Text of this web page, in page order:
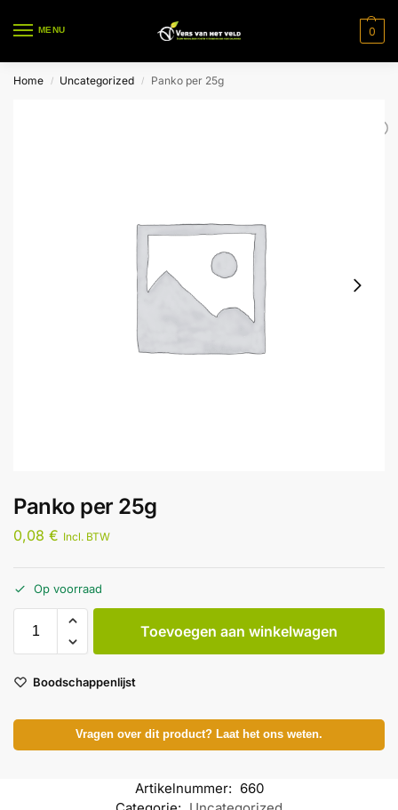
MENU 0
Home / Uncategorized / Panko per 25g
Panko per 25g
0,08 € Incl. BTW
Op voorraad
Toevoegen aan winkelwagen
Boodschappenlijst
Vragen over dit product? Laat het ons weten.
Artikelnummer: 660